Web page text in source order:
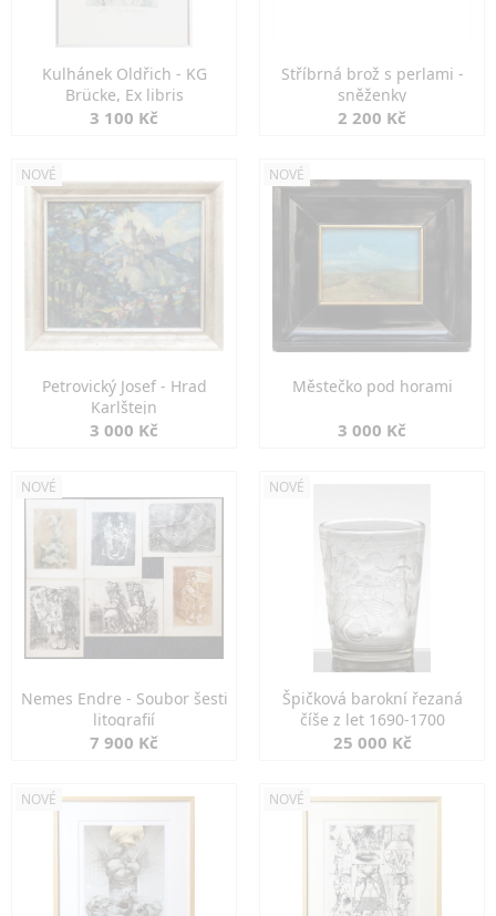
Kulhánek Oldřich - KG
Brücke, Ex libris
3 100 Kč
Stříbrná brož s perlami -
sněženky
2 200 Kč
NOVÉ
Petrovický Josef - Hrad
Karlštejn
3 000 Kč
NOVÉ
Městečko pod horami
3 000 Kč
NOVÉ
Nemes Endre - Soubor šesti
litografií
7 900 Kč
NOVÉ
Špičková barokní řezaná
číše z let 1690-1700
25 000 Kč
NOVÉ NOVÉ